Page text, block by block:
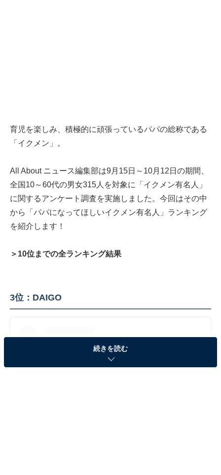
育児を楽しみ、積極的に頑張っているパパの総称である
「イクメン」。
All About ニュース編集部は9月15日～10月12日の期間、
全国10～60代の男女315人を対象に「イクメン有名人」
に関するアンケート調査を実施しました。今回はその中
から「パパになってほしいイクメン有名人」ランキング
を紹介します！
＞10位までの全ランキング結果
3位：DAIGO
続きを読む